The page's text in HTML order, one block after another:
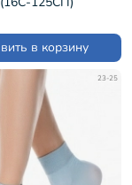
в корзину
23-25